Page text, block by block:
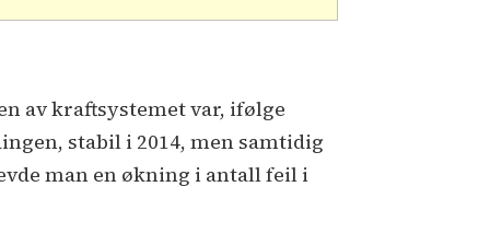
av kraftsystemet var, ifølge
stabil i 2014, men samtidig
man en økning i antall feil i